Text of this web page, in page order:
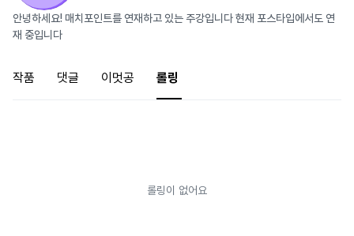
안녕하세요! 매치포인트를 연재하고 있는 주강입니다 현재 포스타입에서도 연
재 중입니다
작품 댓글 이멋공 롤링
롤링이 없어요